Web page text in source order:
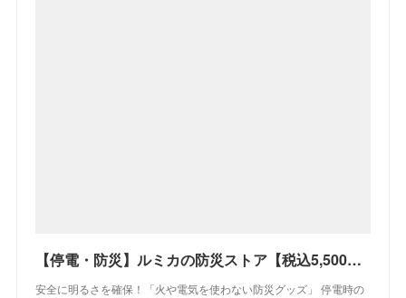
【停電・防災】ルミカの防災ストア【税込5,500円以上で全国送料無料】
安全に明るさを確保！「火や電気を使わない防災グッズ」 停電時の